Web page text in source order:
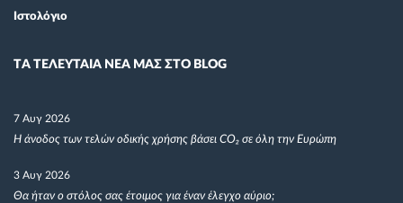
Ιστολόγιο
TΑ ΤΕΛΕΥΤΑΙΑ ΝΕΑ ΜΑΣ ΣΤΟ BLOG
7 Αυγ 2026
Η άνοδος των τελών οδικής χρήσης βάσει CO₂ σε όλη την Ευρώπη
3 Αυγ 2026
Θα ήταν ο στόλος σας έτοιμος για έναν έλεγχο αύριο;